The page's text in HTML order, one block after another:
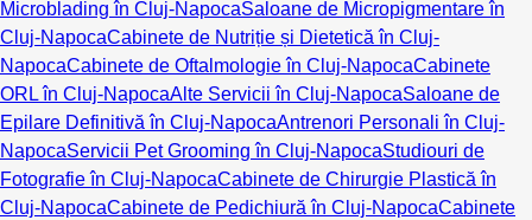
Microblading în Cluj-NapocaSaloane de Micropigmentare în
Cluj-NapocaCabinete de Nutriție și Dietetică în Cluj-
NapocaCabinete de Oftalmologie în Cluj-NapocaCabinete
ORL în Cluj-NapocaAlte Servicii în Cluj-NapocaSaloane de
Epilare Definitivă în Cluj-NapocaAntrenori Personali în Cluj-
NapocaServicii Pet Grooming în Cluj-NapocaStudiouri de
Fotografie în Cluj-NapocaCabinete de Chirurgie Plastică în
Cluj-NapocaCabinete de Pedichiură în Cluj-NapocaCabinete